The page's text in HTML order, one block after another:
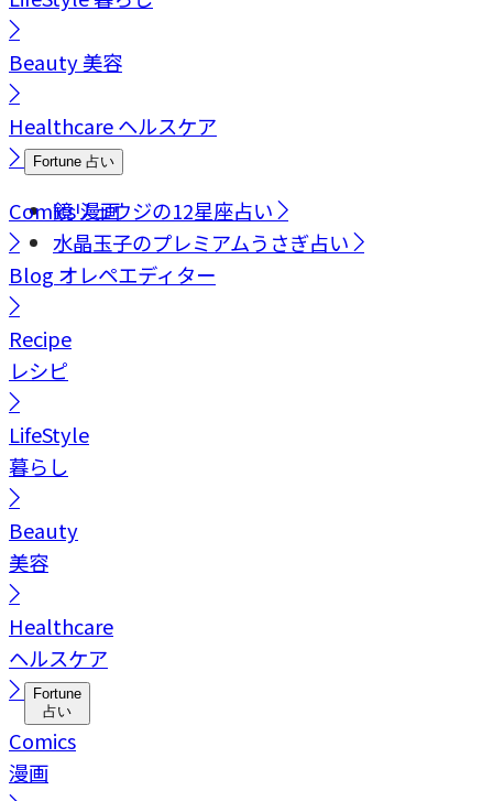
Beauty美容
Healthcareヘルスケア
Fortune 占い
鏡リュウジの12星座占い
水晶玉子のプレミアムうさぎ占い
Comics漫画
Blog オレペエディター
Recipe
レシピ
LifeStyle
暮らし
Beauty
美容
Healthcare
ヘルスケア
Fortune
占い
Comics
漫画